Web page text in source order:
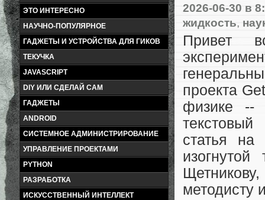
ЭТО ИНТЕРЕСНО
НАУЧНО-ПОПУЛЯРНОЕ
ГАДЖЕТЫ И УСТРОЙСТВА ДЛЯ ГИКОВ
ТЕКУЧКА
JAVASCRIPT
DIY ИЛИ СДЕЛАЙ САМ
ГАДЖЕТЫ
ANDROID
СИСТЕМНОЕ АДМИНИСТРИРОВАНИЕ
УПРАВЛЕНИЕ ПРОЕКТАМИ
PYTHON
РАЗРАБОТКА
ИСКУССТВЕННЫЙ ИНТЕЛЛЕКТ
2026-06-30 в
жидкость,
Привет
проекта
физике --
статья на
методисту